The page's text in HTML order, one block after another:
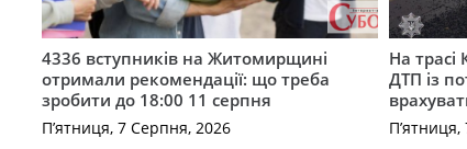
4336 вступників на Житомирщині
отримали рекомендації: що треба
зробити до 18:00 11 серпня
П’ятниця, 7 Серпня, 2026
На трасі
ДТП із